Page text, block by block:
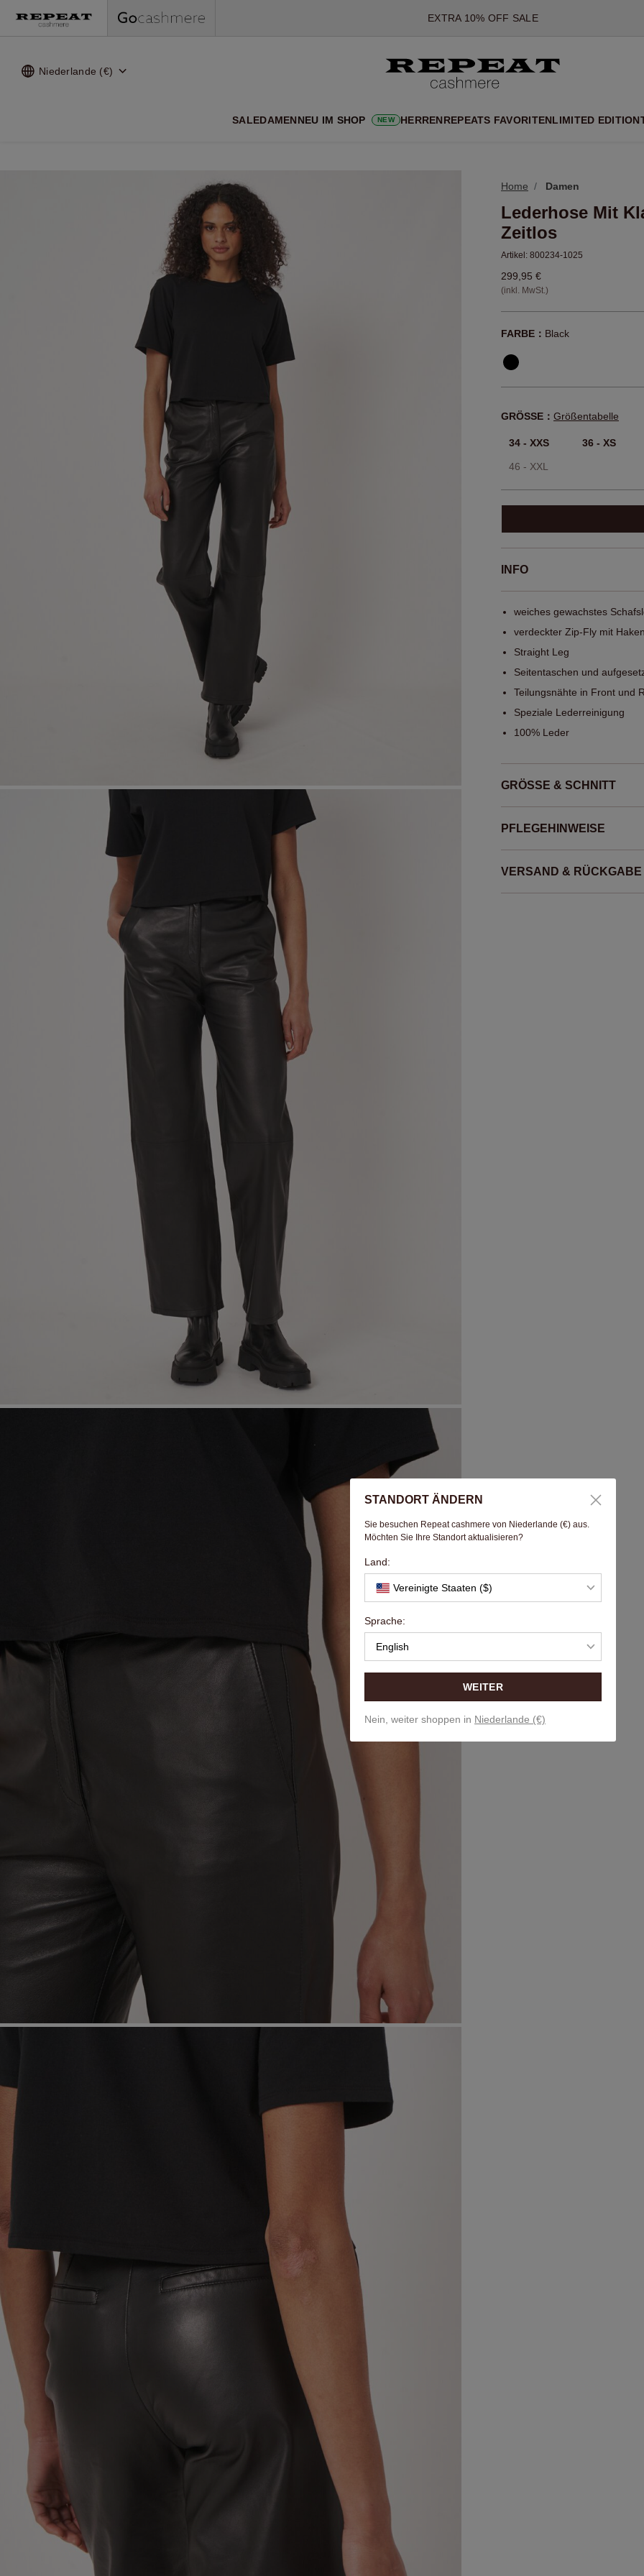
*DIESES ANGEBOT GILT BIS ZUM 12 AUGUST 2026
*GILT NICHT FÜR LIMITED EDITION
*AUSNAHMEN SIND MÖGLICH
NEUE CASHMERE-NEUHEITEN
EXTRA 10% OFF SALE
Niederlande (€)
SALEDAMENNEU IM SHOP NEW HERRENREPEATS FAVORITENLIMITED EDITION
Home Damen
Lederhose Mit
Zeitlos
Artikel: 800234-1025
299,95 €
(inkl. MwSt.)
FARBE： Black
GRÖSSE： Größentabelle
34 - XXS 36 - XS
46 - XXL
INFO
weiches gewachstes
verdeckter Zip-Fly mit
Straight Leg
Seitentaschen und
Teilungsnähte in Front und
Speziale Lederreinigung
100% Leder
GRÖSSE & SCHNITT
PFLEGEHINWEISE
VERSAND & RÜCKGABE
STANDORT ÄNDERN
Sie besuchen Repeat cashmere von Niederlande (€) aus.
Möchten Sie Ihre Standort aktualisieren?
Land:
Vereinigte Staaten ($)
Sprache:
English
WEITER
Nein, weiter shoppen in Niederlande (€)